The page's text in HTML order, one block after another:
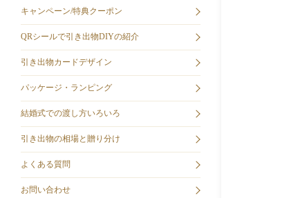
キャンペーン/特典クーポン
QRシールで引き出物DIYの紹介
引き出物カードデザイン
パッケージ・ランピング
結婚式での渡し方いろいろ
引き出物の相場と贈り分け
よくある質問
お問い合わせ